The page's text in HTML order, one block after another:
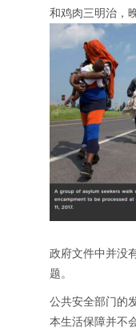
和鸡肉三明治，
政府文件中并没
题。
公共安全部门的
本生活保障并不